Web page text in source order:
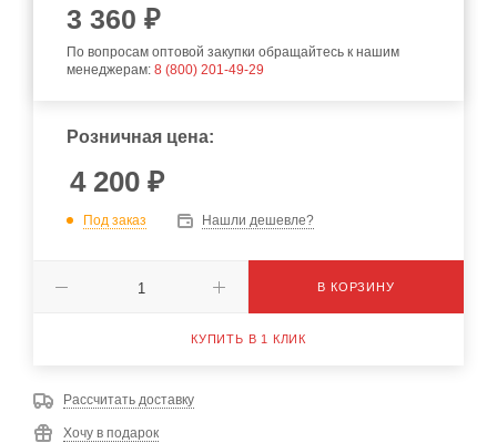
3 360 ₽
По вопросам оптовой закупки обращайтесь к нашим
менеджерам: 8 (800) 201-49-29
Розничная цена:
4 200 ₽
Под заказ Нашли дешевле?
В КОРЗИНУ
КУПИТЬ В 1 КЛИК
Рассчитать доставку
Хочу в подарок